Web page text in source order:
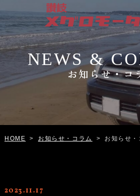
NEWS &
お知らせ・コ
HOME > お知らせ・コラム > お知らせ・
2023.11.17